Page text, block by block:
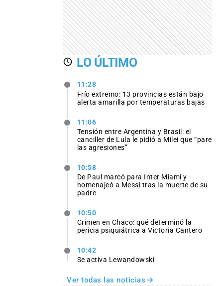
LO ÚLTIMO
11:28
Frío extremo: 13 provincias están bajo
alerta amarilla por temperaturas bajas
11:06
Tensión entre Argentina y Brasil: el
canciller de Lula le pidió a Milei que “pare
las agresiones”
10:58
De Paul marcó para Inter Miami y
homenajeó a Messi tras la muerte de su
padre
10:50
Crimen en Chaco: qué determinó la
pericia psiquiátrica a Victoria Cantero
10:42
Se activa Lewandowski
Ver todas las noticias